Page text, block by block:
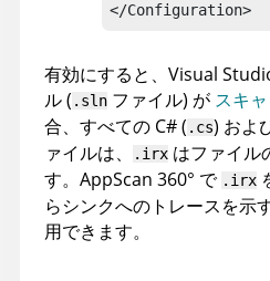
</Configuration>
有効にすると、Visual
ル ( .sln ファイル) が スキ
合、すべての C# ( .cs) およ
ァイルは、
.irx はファイル
す。 AppScan 360° で .irx
らシンクへのトレースを示
用できます。